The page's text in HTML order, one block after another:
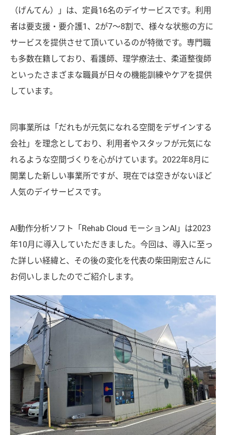
（げんてん）」は、定員16名のデイサービスです。利用
者は要支援・要介護1、2が7〜8割で、様々な状態の方に
サービスを提供させて頂いているのが特徴です。専門職
も多数在籍しており、看護師、理学療法士、柔道整復師
といったさまざまな職員が日々の機能訓練やケアを提供
しています。
同事業所は「だれもが元気になれる空間をデザインする
会社」を理念としており、利用者やスタッフが元気にな
れるような空間づくりを心がけています。2022年8月に
開業した新しい事業所ですが、現在では空きがないほど
人気のデイサービスです。
AI動作分析ソフト「Rehab Cloud モーションAI」は2023
年10月に導入していただきました。今回は、導入に至っ
た詳しい経緯と、その後の変化を代表の柴田剛宏さんに
お伺いしましたのでご紹介します。